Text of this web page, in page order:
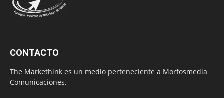
CONTACTO
The Markethink es un medio perteneciente a Morfosmedia
Comunicaciones.